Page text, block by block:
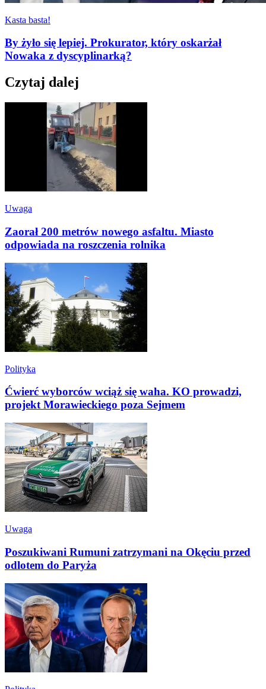
Kasta basta!
By żyło się lepiej. Prokurator, który oskarżał
Nowaka z dyscyplinarką?
Czytaj dalej
Uwaga
Zaorał 200 metrów nowego asfaltu. Miasto
odpowiada na roszczenia rolnika
Polityka
Ćwierć wyborców wciąż się waha. KO prowadzi,
projekt Morawieckiego poza Sejmem
Uwaga
Poszukiwani Rumuni zatrzymani na Okęciu przed
odlotem do Paryża